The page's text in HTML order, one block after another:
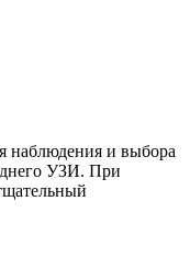
наблюдения и выбора
УЗИ. При